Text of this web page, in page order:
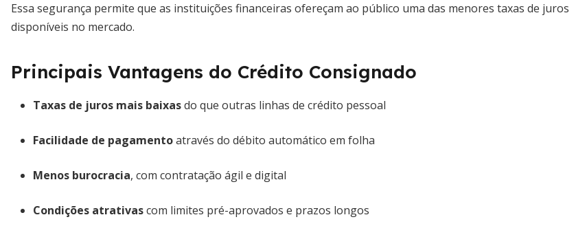
Essa segurança permite que as instituições financeiras ofereçam ao público uma das menores taxas de juros
disponíveis no mercado.
Principais Vantagens do Crédito Consignado
Taxas de juros mais baixasdo que outras linhas de crédito pessoal
Facilidade de pagamentoatravés do débito automático em folha
Menos burocracia, com contratação ágil e digital
Condições atrativascom limites pré-aprovados e prazos longos